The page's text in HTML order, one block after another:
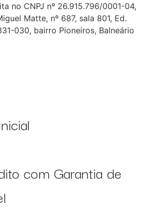
no CNPJ nº 26.915.796/0001-04,
Matte, nº 687, sala 801, Ed.
030, bairro Pioneiros, Balneário
com Garantia de